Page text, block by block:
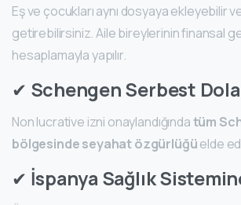
Eş ve çocukları aynı dosyaya ekleyebilir
getirebilirsiniz. Aile bireylerinin finansal
hesaplamayla yapılır.
✔ Schengen Serbest
Non lucrative izni onaylandığındatüm
bölgesinde seyahat özgürlüğüelde
✔ İspanya Sağlık